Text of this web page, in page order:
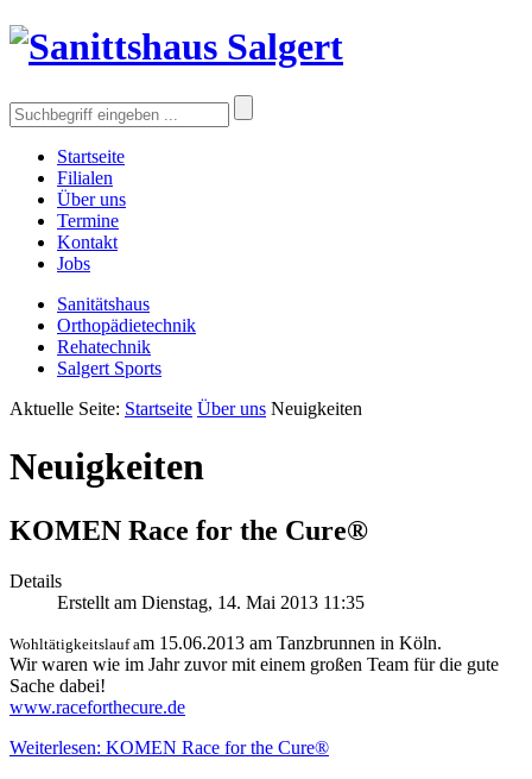
Startseite
Filialen
Über uns
Termine
Kontakt
Jobs
Sanitätshaus
Orthopädietechnik
Rehatechnik
Salgert Sports
Aktuelle Seite: Startseite Über uns Neuigkeiten
Neuigkeiten
KOMEN Race for the Cure®
Details
Erstellt am Dienstag, 14. Mai 2013 11:35
Wohltätigkeitslauf am 15.06.2013 am Tanzbrunnen in Köln.
Wir waren wie im Jahr zuvor mit einem großen Team für die gute
Sache dabei!
www.raceforthecure.de
Weiterlesen: KOMEN Race for the Cure®